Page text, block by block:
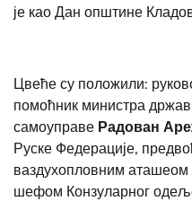
је као Дан општине
Цвеће су положили:
помоћник министра
самоуправе Радован
Руске Федерације,
ваздухопловним аташеом
шефом Конзуларног